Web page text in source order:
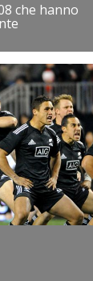
che hanno